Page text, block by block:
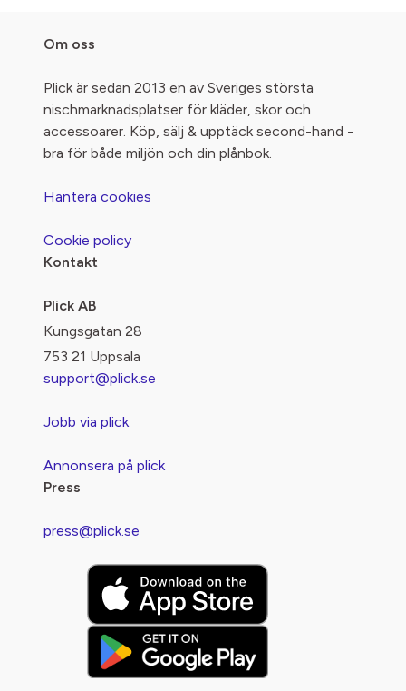
Om oss
Plick är sedan 2013 en av Sveriges största
nischmarknadsplatser för kläder, skor och
accessoarer. Köp, sälj & upptäck second-hand -
bra för både miljön och din plånbok.
Hantera cookies
Cookie policy
Kontakt
Plick AB
Kungsgatan 28
753 21 Uppsala
support@plick.se
Jobb via plick
Annonsera på plick
Press
press@plick.se